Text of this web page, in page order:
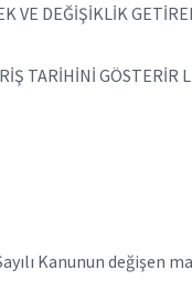
VE DEĞİŞİKLİK
GÖSTERİR
Kanunun